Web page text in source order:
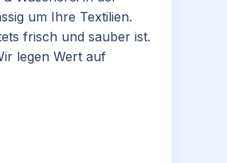
um Ihre Textilien.
frisch und sauber ist.
legen Wert auf